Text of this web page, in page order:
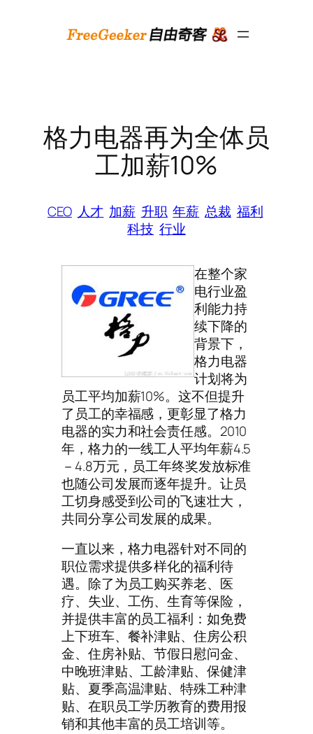
格力电器再为全体员
工加薪10%
CEO 人才 加薪 升职 年薪 总裁 福利
科技 行业
在整个家
电行业盈
利能力持
续下降的
背景下，
格力电器
计划将为
员工平均加薪10%。这不但提升
了员工的幸福感，更彰显了格力
电器的实力和社会责任感。2010
年，格力的一线工人平均年薪4.5
－4.8万元，员工年终奖发放标准
也随公司发展而逐年提升。让员
工切身感受到公司的飞速壮大，
共同分享公司发展的成果。
一直以来，格力电器针对不同的
职位需求提供多样化的福利待
遇。除了为员工购买养老、医
疗、失业、工伤、生育等保险，
并提供丰富的员工福利：如免费
上下班车、餐补津贴、住房公积
金、住房补贴、节假日慰问金、
中晚班津贴、工龄津贴、保健津
贴、夏季高温津贴、特殊工种津
贴、在职员工学历教育的费用报
销和其他丰富的员工培训等。